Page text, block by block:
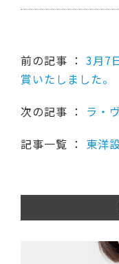
前の記事 ： 3月7
賞いたしました。
次の記事 ： ラ・
記事一覧 ： 東洋